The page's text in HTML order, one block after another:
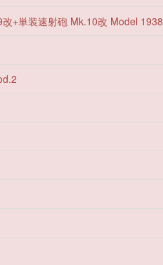
+単装速射砲 Mk.10改 Model 1938